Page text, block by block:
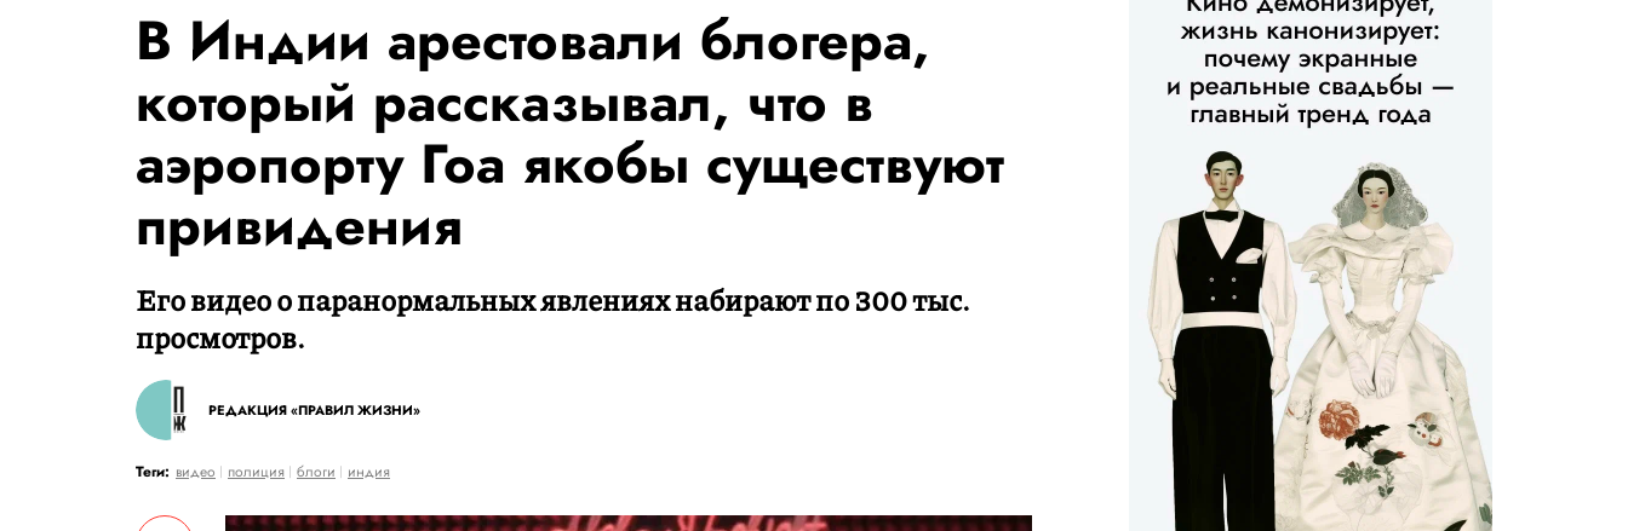
В Индии арестовали блогера,
который рассказывал, что в
аэропорту Гоа якобы существуют
привидения
Его видео о паранормальных явлениях набирают по 300 тыс.
просмотров.
РЕДАКЦИЯ «ПРАВИЛ ЖИЗНИ»
Теги: видео полиция блоги индия